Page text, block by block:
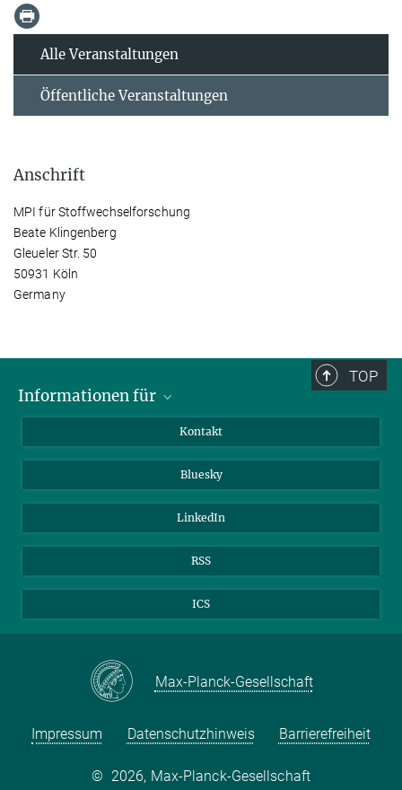
Alle Veranstaltungen
Öffentliche Veranstaltungen
Anschrift
MPI für Stoffwechselforschung
Beate Klingenberg
Gleueler Str. 50
50931 Köln
Germany
TOP
Informationen für
Bewerbende
Forschende
Kontakt
Bluesky
LinkedIn
RSS
ICS
Max-Planck-Gesellschaft
Impressum Datenschutzhinweis Barrierefreiheit
© 2026, Max-Planck-Gesellschaft